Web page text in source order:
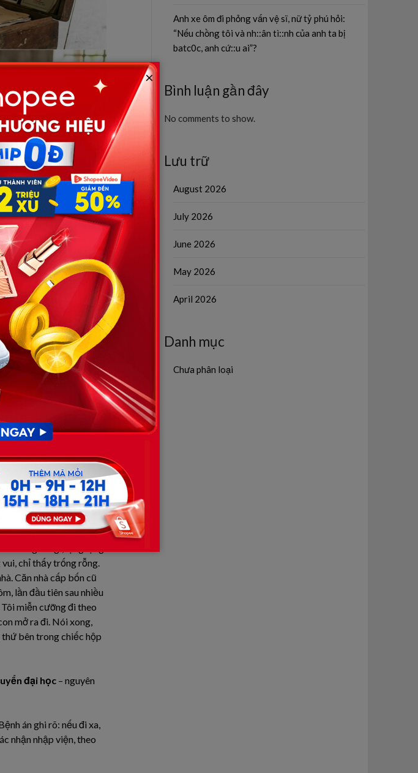
thứ ông để lại… Tôi
vết sẹo lớn nhất trong
mệnh năm tôi 18 tuổi.
trường mà tôi đã ôm
mình làm được điều
đó đã hóa thành tro
lùng rồi châm lửa. Tôi
sàn, bàn tay còn
gọi ông là “bố”,
nhà ngay sau đó. Mẹ
trạng không xu dính
Một năm sau, tôi thi lại
vẫn là đại học. Tôi ra
căn chung cư nhỏ, tôi
rồi, chẳng ăn được
kẻ cướp đi con
– Ông ấy… mất rồi
không nói gì, lặng lặng
chỉ thấy trống rỗng.
Căn nhà cấp bốn cũ
lần đầu tiên sau nhiều
miễn cưỡng đi theo
mở ra đi. Nói xong,
bên trong chiếc hộp
đại học – nguyên
án ghi rõ: nếu đi xa,
nhận nhập viện, theo
Anh xe ôm đi phỏng vấn vệ sĩ, nữ tỷ phú hỏi:
“Nếu chồng tôi và nh::ân tì::nh của anh ta bị
batc0c, anh cứ::u ai”?
Bình luận gần đây
No comments to show.
Lưu trữ
August 2026
July 2026
June 2026
May 2026
April 2026
Danh mục
Chưa phân loại
×